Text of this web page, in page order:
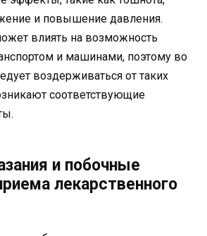
и повышение давления.
влиять на возможность
и машинами, поэтому во
воздерживаться от таких
соответствующие
и побочные
лекарственного